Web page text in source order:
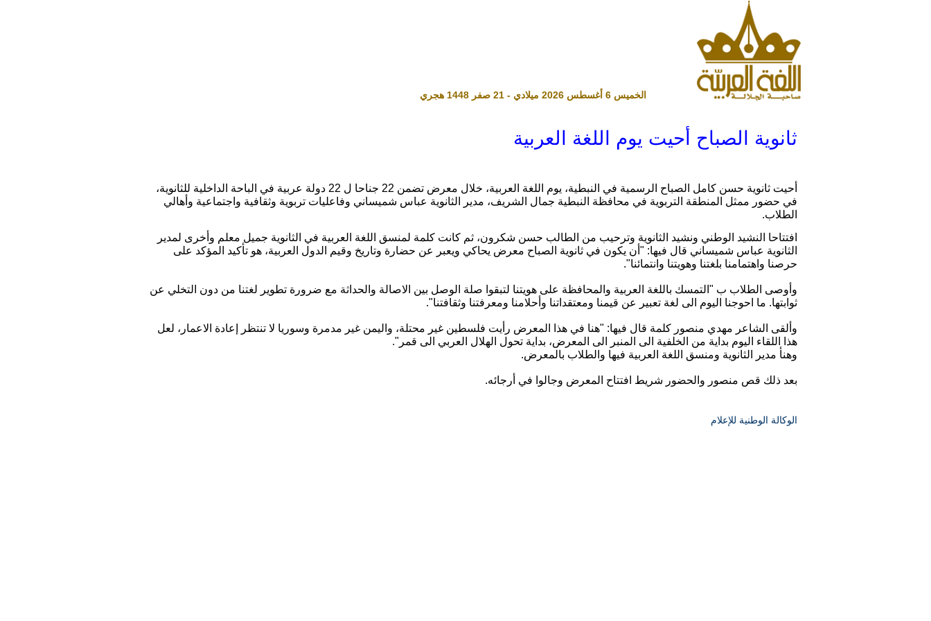
ثانوية الصباح أحيت يوم اللغة العربية
أحيت ثانوية حسن كامل الصباح الرسمية في النبطية، يوم اللغة العربية، خلال معرض تضمن 22 جناحا ل 22 دولة عربية في الباحة الداخلية للثانوية،
في حضور ممثل المنطقة التربوية في محافظة النبطية جمال الشريف، مدير الثانوية عباس شميساني وفاعليات تربوية وثقافية واجتماعية وأهالي
الطلاب.
افتتاحا النشيد الوطني ونشيد الثانوية وترحيب من الطالب حسن شكرون، ثم كانت كلمة لمنسق اللغة العربية في الثانوية جميل معلم وأخرى لمدير
الثانوية عباس شميساني قال فيها: "أن يكون في ثانوية الصباح معرض يحاكي ويعبر عن حضارة وتاريخ وقيم الدول العربية، هو تأكيد المؤكد على
حرصنا واهتمامنا بلغتنا وهويتنا وانتمائنا".
وأوصى الطلاب ب "التمسك باللغة العربية والمحافظة على هويتنا لتبقوا صلة الوصل بين الاصالة والحداثة مع ضرورة تطوير لغتنا من دون التخلي عن
ثوابتها. ما احوجنا اليوم الى لغة تعبير عن قيمنا ومعتقداتنا وأحلامنا ومعرفتنا وثقافتنا".
وألقى الشاعر مهدي منصور كلمة قال فيها: "هنا في هذا المعرض رأيت فلسطين غير محتلة، واليمن غير مدمرة وسوريا لا تنتظر إعادة الاعمار، لعل
هذا اللقاء اليوم بداية من الخلفية الى المنبر الى المعرض، بداية تحول الهلال العربي الى قمر".
وهنأ مدير الثانوية ومنسق اللغة العربية فيها والطلاب بالمعرض.
بعد ذلك قص منصور والحضور شريط افتتاح المعرض وجالوا في أرجائه.
الوكالة الوطنية للإعلام